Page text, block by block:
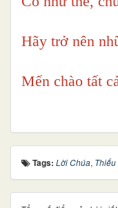
Hãy trở nên
Mến chào tất
Tags: Lời Chúa,